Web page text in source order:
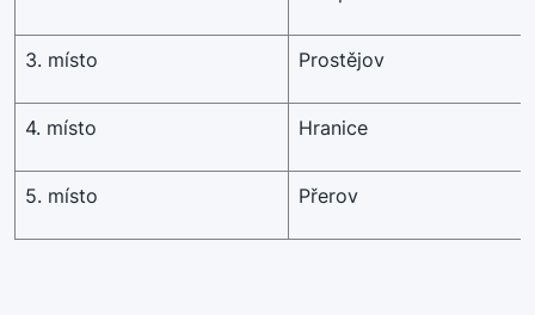
3. místo Prostějov
4. místo Hranice
5. místo Přerov